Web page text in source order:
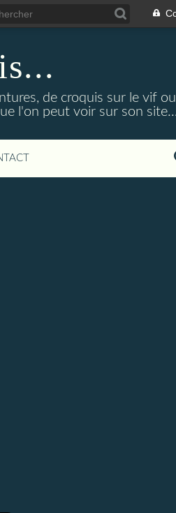
de croquis sur le vif ou
l'on peut voir sur son